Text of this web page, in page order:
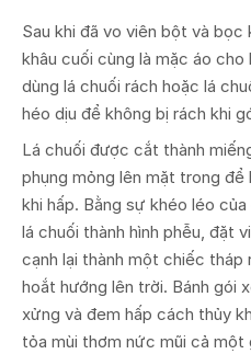
Sau khi đã vo viên bột và bọc
khâu cuối cùng là mặc áo
dùng lá chuối rách hoặc lá
héo dịu để không bị rách khi
Lá chuối được cắt thành
phụng mỏng lên mặt trong để
khi hấp. Bằng sự khéo léo
lá chuối thành hình phễu, đặt
cạnh lại thành một chiếc tháp
hoắt hướng lên trời. Bánh gói
xửng và đem hấp cách thủy
tỏa mùi thơm nức mũi cả một